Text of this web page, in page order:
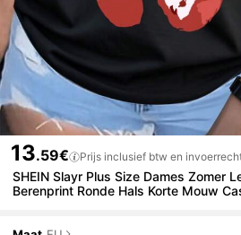
13.59€ Prijs inclusief btw en
SHEIN Slayr Plus Size Dames Zomer
Berenprint Ronde Hals Korte Mouw